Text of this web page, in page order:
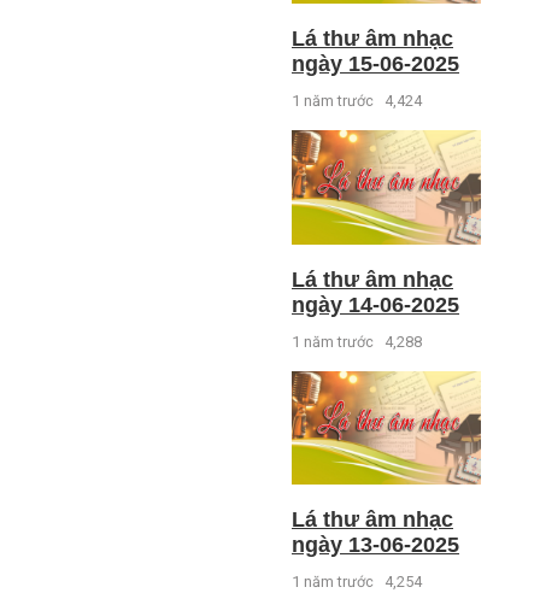
Lá thư âm nhạc
ngày 15-06-2025
1 năm trước 4,424
Lá thư âm nhạc
ngày 14-06-2025
1 năm trước 4,288
Lá thư âm nhạc
ngày 13-06-2025
1 năm trước 4,254